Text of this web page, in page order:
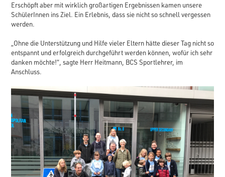
Erschöpft aber mit wirklich großartigen Ergebnissen kamen unsere
SchülerInnen ins Ziel. Ein Erlebnis, dass sie nicht so schnell vergessen
werden.
„Ohne die Unterstützung und Hilfe vieler Eltern hätte dieser Tag nicht so
entspannt und erfolgreich durchgeführt werden können, wofür ich sehr
danken möchte!“, sagte Herr Heitmann, BCS Sportlehrer, im
Anschluss.